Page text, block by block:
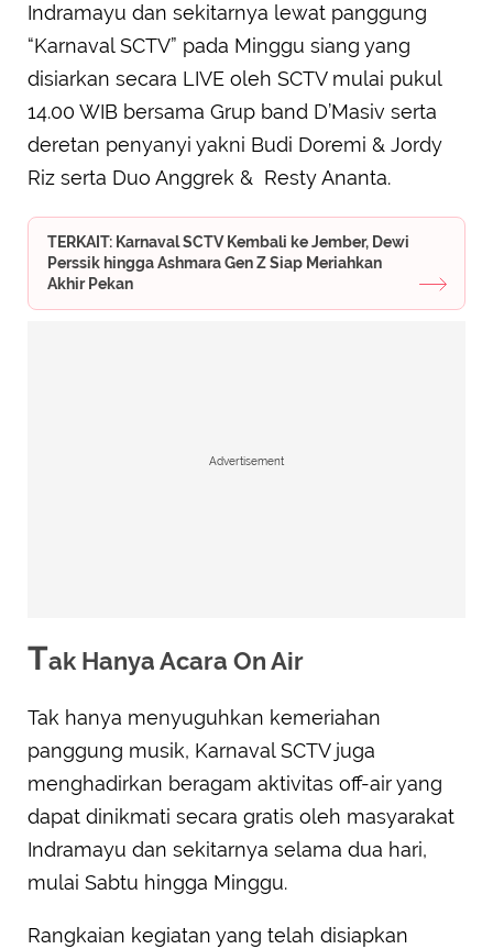
Indramayu dan sekitarnya lewat panggung
“Karnaval SCTV” pada Minggu siang yang
disiarkan secara LIVE oleh SCTV mulai pukul
14.00 WIB bersama Grup band D’Masiv serta
deretan penyanyi yakni Budi Doremi & Jordy
Riz serta Duo Anggrek & Resty Ananta.
TERKAIT: Karnaval SCTV Kembali ke Jember, Dewi
Perssik hingga Ashmara Gen Z Siap Meriahkan
Akhir Pekan
Advertisement
Tak Hanya Acara On Air
Tak hanya menyuguhkan kemeriahan
panggung musik, Karnaval SCTV juga
menghadirkan beragam aktivitas off-air yang
dapat dinikmati secara gratis oleh masyarakat
Indramayu dan sekitarnya selama dua hari,
mulai Sabtu hingga Minggu.
Rangkaian kegiatan yang telah disiapkan